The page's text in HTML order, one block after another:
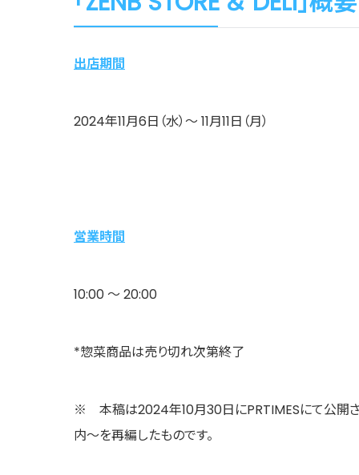
出店期間
2024年11月6日（水）～ 11月11日（月）
営業時間
10:00 ～ 20:00
*惣菜商品は売り切れ次第終了
※ 本稿は2024年10月30日にPRTIMESにて公開さ
内～を再編したものです。